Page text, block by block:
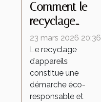
Comment le
recyclage
d'appareils
peut
dynamiser
votre budget ?
23 mars 2026 20:36
Le recyclage
d’appareils
constitue une
démarche éco-
responsable et